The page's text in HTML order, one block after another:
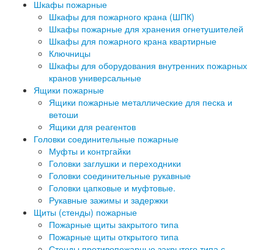
Шкафы пожарные
Шкафы для пожарного крана (ШПК)
Шкафы пожарные для хранения огнетушителей
Шкафы для пожарного крана квартирные
Ключницы
Шкафы для оборудования внутренних пожарных
кранов универсальные
Ящики пожарные
Ящики пожарные металлические для песка и
ветоши
Ящики для реагентов
Головки соединительные пожарные
Муфты и контргайки
Головки заглушки и переходники
Головки соединительные рукавные
Головки цапковые и муфтовые.
Рукавные зажимы и задержки
Щиты (стенды) пожарные
Пожарные щиты закрытого типа
Пожарные щиты открытого типа